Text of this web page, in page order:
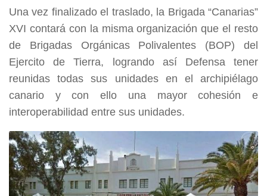
Una vez finalizado el traslado, la Brigada “Canarias”
XVI contará con la misma organización que el resto
de Brigadas Orgánicas Polivalentes (BOP) del
Ejercito de Tierra, logrando así Defensa tener
reunidas todas sus unidades en el archipiélago
canario y con ello una mayor cohesión e
interoperabilidad entre sus unidades.